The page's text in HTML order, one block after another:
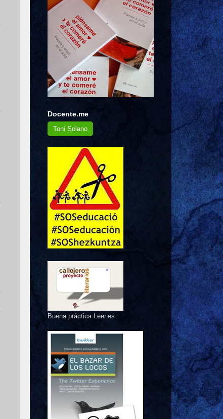
Docente.me
Toni Solano
Buena práctica Leer.es